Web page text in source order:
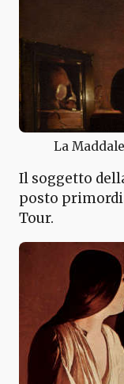
La
Il soggetto
posto
Tour.